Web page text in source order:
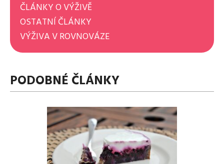
ČLÁNKY O VÝŽIVĚ
OSTATNÍ ČLÁNKY
VÝŽIVA V ROVNOVÁZE
PODOBNÉ ČLÁNKY